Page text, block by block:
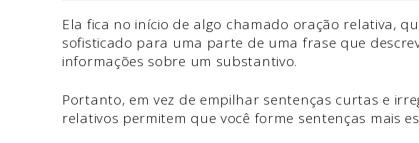
Ela fica no início de algo chamado oração relativa,
sofisticado para uma parte de uma frase que
informações sobre um substantivo.
Portanto, em vez de empilhar sentenças curtas e
relativos permitem que você forme sentenças mais